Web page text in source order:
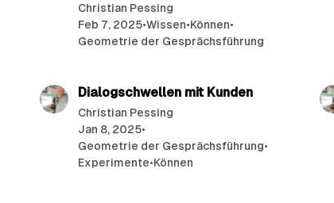
Christian Pessing
Feb 7, 2025•Wissen•Können•
Geometrie der Gesprächsführung
Dialogschwellen mit Kunden
Christian Pessing
Jan 8, 2025•
Geometrie der Gesprächsführung•
Experimente•Können